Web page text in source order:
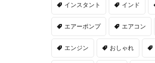
インスタント インド
エアーポンプ エアコン
エンジン おしゃれ